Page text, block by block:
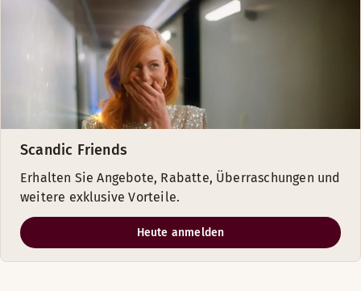
Scandic Friends
Erhalten Sie Angebote, Rabatte, Überraschungen und
weitere exklusive Vorteile.
Heute anmelden